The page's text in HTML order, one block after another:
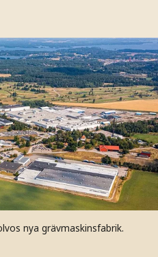
nya grävmaskinsfabrik.